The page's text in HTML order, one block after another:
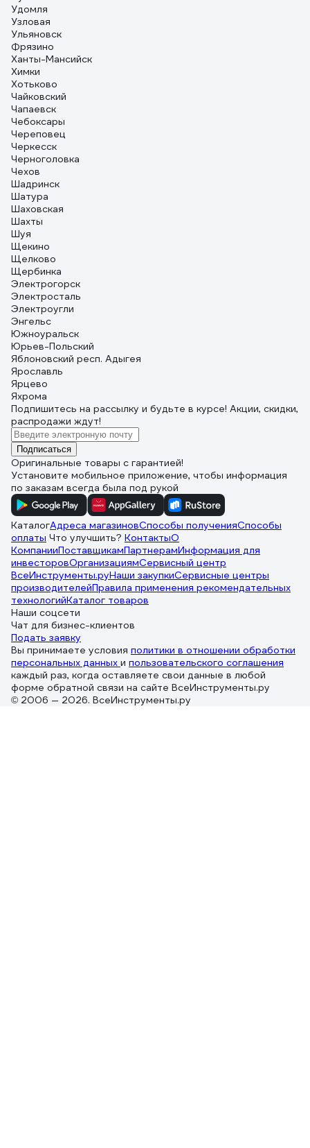
Удомля
Узловая
Ульяновск
Фрязино
Ханты-Мансийск
Химки
Хотьково
Чайковский
Чапаевск
Чебоксары
Череповец
Черкесск
Черноголовка
Чехов
Шадринск
Шатура
Шаховская
Шахты
Шуя
Щекино
Щелково
Щербинка
Электрогорск
Электросталь
Электроугли
Энгельс
Южноуральск
Юрьев-Польский
Яблоновский респ. Адыгея
Ярославль
Ярцево
Яхрома
Подпишитесь на рассылку и будьте в курсе! Акции, скидки,
распродажи ждут!
Подписаться
Оригинальные товары с гарантией!
Установите мобильное приложение, чтобы информация
по заказам всегда была под рукой
КаталогАдреса магазиновСпособы полученияСпособы
оплаты Что улучшить? КонтактыО
КомпанииПоставщикамПартнерамИнформация для
инвесторовОрганизациямСервисный центр
ВсеИнструменты.руНаши закупкиСервисные центры
производителейПравила применения рекомендательных
технологийКаталог товаров
Наши соцсети
Чат для бизнес-клиентов
Подать заявку
Вы принимаете условия политики в отношении обработки
персональных данных и пользовательского соглашения
каждый раз, когда оставляете свои данные в любой
форме обратной связи на сайте ВсеИнструменты.ру
© 2006 — 2026. ВсеИнструменты.ру